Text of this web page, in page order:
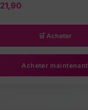
21,90
🛒 Acheter
Acheter maintenant